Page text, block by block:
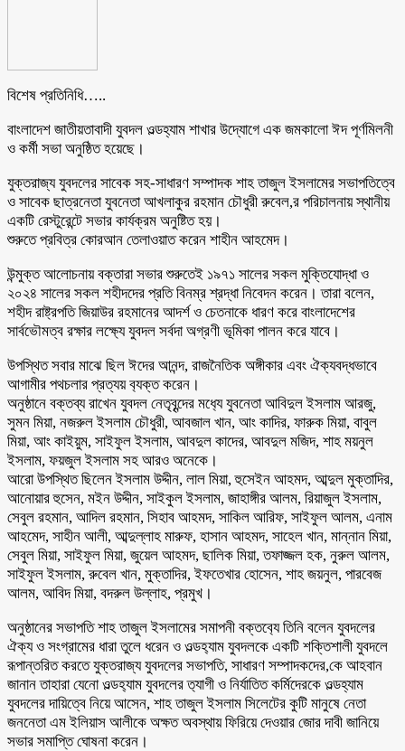
বিশেষ প্রতিনিধি…..
বাংলাদেশ জাতীয়তাবাদী যুবদল ওল্ডহ্যাম শাখার উদ্যোগে এক জমকালো ঈদ পূর্ণমিলনী
ও কর্মী সভা অনুষ্ঠিত হয়েছে।
যুক্তরাজ্য যুবদলের সাবেক সহ-সাধারণ সম্পাদক শাহ তাজুল ইসলামের সভাপতিত্বে
ও সাবেক ছাত্রনেতা যুবনেতা আখলাকুর রহমান চৌধুরী রুবেল,র পরিচালনায় স্থানীয়
একটি রেস্টুরেন্টে সভার কার্যক্রম অনুষ্টিত হয়।
শুরুতে প্রবিত্র কোরআন তেলাওয়াত করেন শাহীন আহমেদ।
উন্মুক্ত আলোচনায় বক্তারা সভার শুরুতেই ১৯৭১ সালের সকল মুক্তিযোদ্ধা ও
২০২৪ সালের সকল শহীদদের প্রতি বিনম্র শ্রদ্ধা নিবেদন করেন। তারা বলেন,
শহীদ রাষ্ট্রপতি জিয়াউর রহমানের আদর্শ ও চেতনাকে ধারণ করে বাংলাদেশের
সার্বভৌমত্ব রক্ষার লক্ষ্যে যুবদল সর্বদা অগ্রণী ভূমিকা পালন করে যাবে।
উপস্থিত সবার মাঝে ছিল ঈদের আনন্দ, রাজনৈতিক অঙ্গীকার এবং ঐক্যবদ্ধভাবে
আগামীর পথচলার প্রত্যয় ব‍্যক্ত করেন।
অনুষ্ঠানে বক্তব্য রাখেন যুবদল নেতৃবৃন্দের মধ‍্যে যুবনেতা আবিদুল ইসলাম আরজু,
সুমন মিয়া, নজরুল ইসলাম চৌধুরী, আবজাল খান, আং কাদির, ফারুক মিয়া, বাবুল
মিয়া, আং কাইয়ুম, সাইফুল ইসলাম, আবদুল কাদের, আবদুল মজিদ, শাহ ময়নুল
ইসলাম, ফয়জুল ইসলাম সহ আরও অনেকে।
আরো উপস্থিত ছিলেন ইসলাম উদ্দীন, লাল মিয়া, হুসেইন আহমদ, আব্দুল মুক্তাদির,
আনোয়ার হুসেন, মইন উদ্দীন, সাইকুল ইসলাম, জাহাঙ্গীর আলম, রিয়াজুল ইসলাম,
সেবুল রহমান, আদিল রহমান, সিহাব আহমদ, সাকিল আরিফ, সাইফুল আলম, এনাম
আহমেদ, সাহীন আলী, আব্দুল্লাহ মারুফ, হাসান আহমদ, সাহেল খান, মান্নান মিয়া,
সেবুল মিয়া, সাইফুল মিয়া, জুয়েল আহমদ, ছালিক মিয়া, তফাজ্জল হক, নুরুল আলম,
সাইফুল ইসলাম, রুবেল খান, মুক্তাদির, ইফতেখার হোসেন, শাহ জয়নুল, পারবেজ
আলম, আবিদ মিয়া, বদরুল উল্লাহ, প্রমুখ।
অনুষ্ঠানের সভাপতি শাহ তাজুল ইসলামের সমাপনী বক্তব‍্যে তিনি বলেন যুবদলের
ঐক্য ও সংগ্রামের ধারা তুলে ধরেন ও ওল্ডহ‍্যাম যুবদলকে একটি শক্তিশালী যুবদলে
রূপান্তরিত করতে যুক্তরাজ্য যুবদলের সভাপতি, সাধারণ সম্পাদকদের,কে আহবান
জানান তাহারা যেনো ওল্ডহ‍্যাম যুবদলের ত‍্যাগী ও নির্যাতিত কর্মিদেরকে ওল্ডহ্যাম
যুবদলের দায়িত্বে নিয়ে আসেন, শাহ তাজুল ইসলাম সিলেটের কুটি মানুষে নেতা
জননেতা এম ইলিয়াস আলীকে অক্ষত অবস্থায় ফিরিয়ে দেওয়ার জোর দাবী জানিয়ে
সভার সমাপ্তি ঘোষনা করেন।